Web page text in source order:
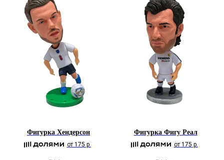
Фигурка Хендерсон
от 175 р.
Фигурка Фигу Реал
от 175 р.